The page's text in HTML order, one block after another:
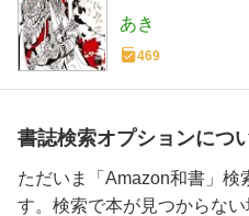
あき
469
書誌検索オプションにつ
ただいま「Amazon和書」検
す。検索で本が見つからな